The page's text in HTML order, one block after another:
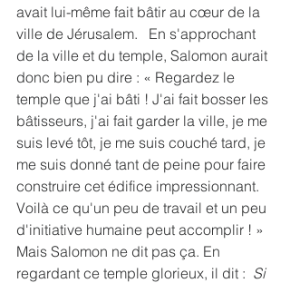
avait lui-même fait bâtir au cœur de la
ville de Jérusalem.   En s'approchant
de la ville et du temple, Salomon aurait
donc bien pu dire : « Regardez le
temple que j'ai bâti ! J'ai fait bosser les
bâtisseurs, j'ai fait garder la ville, je me
suis levé tôt, je me suis couché tard, je
me suis donné tant de peine pour faire
construire cet édifice impressionnant.
Voilà ce qu'un peu de travail et un peu
d'initiative humaine peut accomplir ! »
Mais Salomon ne dit pas ça. En
regardant ce temple glorieux, il dit : Si